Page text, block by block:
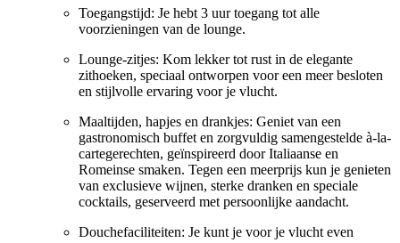
Toegangstijd: Je hebt 3 uur toegang tot alle
voorzieningen van de lounge.
Lounge-zitjes: Kom lekker tot rust in de elegante
zithoeken, speciaal ontworpen voor een meer besloten
en stijlvolle ervaring voor je vlucht.
Maaltijden, hapjes en drankjes: Geniet van een
gastronomisch buffet en zorgvuldig samengestelde à-la-
cartegerechten, geïnspireerd door Italiaanse en
Romeinse smaken. Tegen een meerprijs kun je genieten
van exclusieve wijnen, sterke dranken en speciale
cocktails, geserveerd met persoonlijke aandacht.
Douchefaciliteiten: Je kunt je voor je vlucht even